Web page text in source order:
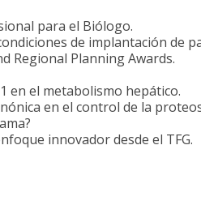
para el Biólogo.
de implantación de
Regional Planning Awards.
en el metabolismo hepático.
en el control de la
innovador desde el TFG.